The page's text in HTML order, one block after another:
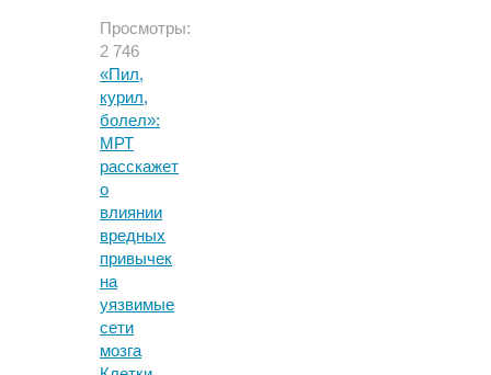
Просмотры:
2 746
«Пил,
курил,
болел»:
МРТ
расскажет
о
влиянии
вредных
привычек
на
уязвимые
сети
мозга